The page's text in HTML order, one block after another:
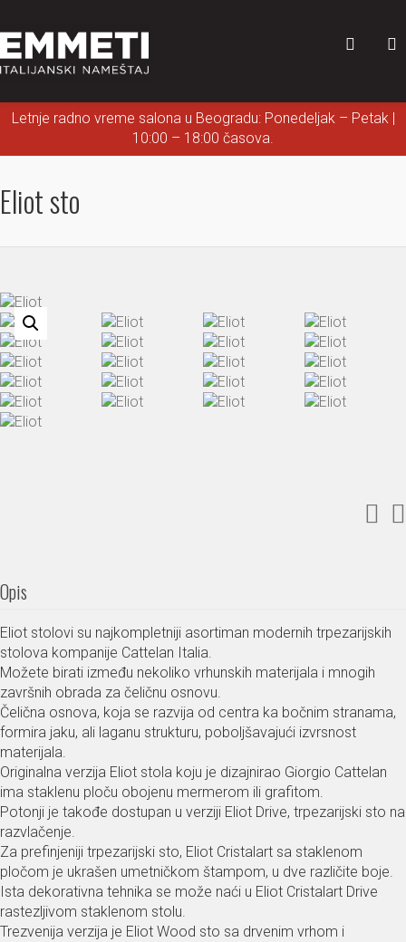
Letnje radno vreme salona u Beogradu: Ponedeljak – Petak |
10:00 – 18:00 časova.
Eliot sto
Opis
Eliot stolovi su najkompletniji asortiman modernih trpezarijskih
stolova kompanije Cattelan Italia.
Možete birati između nekoliko vrhunskih materijala i mnogih
završnih obrada za čeličnu osnovu.
Čelična osnova, koja se razvija od centra ka bočnim stranama,
formira jaku, ali laganu strukturu, poboljšavajući izvrsnost
materijala.
Originalna verzija Eliot stola koju je dizajnirao Giorgio Cattelan
ima staklenu ploču obojenu mermerom ili grafitom.
Potonji je takođe dostupan u verziji Eliot Drive, trpezarijski sto na
razvlačenje.
Za prefinjeniji trpezarijski sto, Eliot Cristalart sa staklenom
pločom je ukrašen umetničkom štampom, u dve različite boje.
Ista dekorativna tehnika se može naći u Eliot Cristalart Drive
rastezljivom staklenom stolu.
Trezvenija verzija je Eliot Wood sto sa drvenim vrhom i